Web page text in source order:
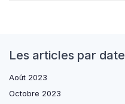
Les articles par date
Août 2023
Octobre 2023